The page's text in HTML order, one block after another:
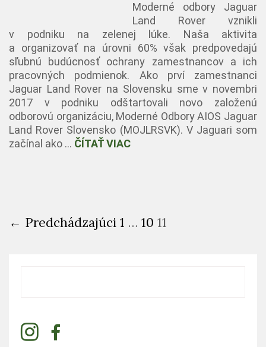
Moderné odbory Jaguar
Land Rover vznikli
v podniku na zelenej lúke. Naša aktivita
a organizovať na úrovni 60% však predpovedajú
sľubnú budúcnosť ochrany zamestnancov a ich
pracovných podmienok. Ako prví zamestnanci
Jaguar Land Rover na Slovensku sme v novembri
2017 v podniku odštartovali novo založenú
odborovú organizáciu, Moderné Odbory AIOS Jaguar
Land Rover Slovensko (MOJLRSVK). V Jaguari som
začínal ako … ČÍTAŤ VIAC
← Predchádzajúci 1 … 10 11